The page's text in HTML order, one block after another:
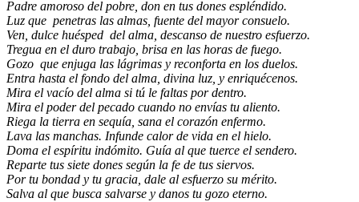
Padre amoroso del pobre, don en tus dones espléndido.
Luz que penetras las almas, fuente del mayor consuelo.
Ven, dulce huésped del alma, descanso de nuestro esfuerzo.
Tregua en el duro trabajo, brisa en las horas de fuego.
Gozo que enjuga las lágrimas y reconforta en los duelos.
Entra hasta el fondo del alma, divina luz, y enriquécenos.
Mira el vacío del alma si tú le faltas por dentro.
Mira el poder del pecado cuando no envías tu aliento.
Riega la tierra en sequía, sana el corazón enfermo.
Lava las manchas. Infunde calor de vida en el hielo.
Doma el espíritu indómito. Guía al que tuerce el sendero.
Reparte tus siete dones según la fe de tus siervos.
Por tu bondad y tu gracia, dale al esfuerzo su mérito.
Salva al que busca salvarse y danos tu gozo eterno.